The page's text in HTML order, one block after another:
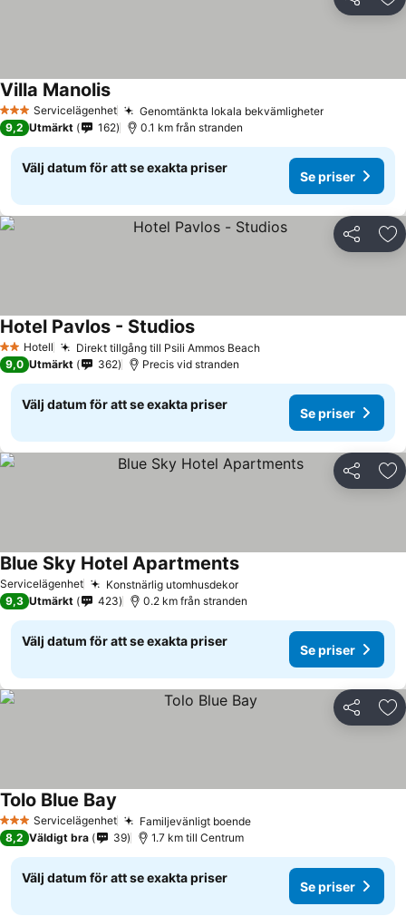
Dela
3 StjärnorServicelägenhet Genomtänkta lokala bekvämligheterSe priser
Villa ManolisSe priser
9,2 Utmärkt 162 0.1 km från stranden
Välj datum för att se exakta priser
Se priser
Dela
2 Stjärnor
Hotell Direkt tillgång till Psili Ammos BeachSe priser
Hotel Pavlos - StudiosSe priser
9,0 Utmärkt 362 Precis vid stranden
Välj datum för att se exakta priser
Se priser
Dela
Servicelägenhet Konstnärlig utomhusdekorSe priser
Blue Sky Hotel ApartmentsSe priser
9,3 Utmärkt 423 0.2 km från stranden
Välj datum för att se exakta priser
Se priser
Dela
3 StjärnorServicelägenhet Familjevänligt boendeSe priser
Tolo Blue Bay
8,2 Väldigt bra 39 1.7 km till Centrum
Välj datum för att se exakta priser
Se priser